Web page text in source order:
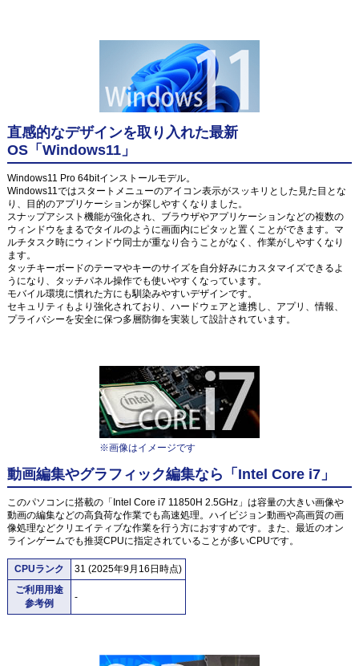
直感的なデザインを取り入れた最新
OS「Windows11」
Windows11 Pro 64bitインストールモデル。
Windows11ではスタートメニューのアイコン表示がスッキリとした見た目とな
り、目的のアプリケーションが探しやすくなりました。
スナップアシスト機能が強化され、ブラウザやアプリケーションなどの複数の
ウィンドウをまるでタイルのように画面内にピタッと置くことができます。マ
ルチタスク時にウィンドウ同士が重なり合うことがなく、作業がしやすくなり
ます。
タッチキーボードのテーマやキーのサイズを自分好みにカスタマイズできるよ
うになり、タッチパネル操作でも使いやすくなっています。
モバイル環境に慣れた方にも馴染みやすいデザインです。
セキュリティもより強化されており、ハードウェアと連携し、アプリ、情報、
プライバシーを安全に保つ多層防御を実装して設計されています。
※画像はイメージです
動画編集やグラフィック編集なら「Intel Core i7」
このパソコンに搭載の「Intel Core i7 11850H 2.5GHz」は容量の大きい画像や
動画の編集などの高負荷な作業でも高速処理。ハイビジョン動画や高画質の画
像処理などクリエイティブな作業を行う方におすすめです。また、最近のオン
ラインゲームでも推奨CPUに指定されていることが多いCPUです。
CPUランク
31 (2025年9月16日時点)
ご利用用途
参考例
-